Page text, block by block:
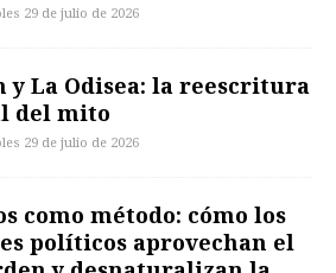
29 de julio de 2026
y La Odisea: la reescritura
del mito
29 de julio de 2026
como método: cómo los
políticos aprovechan el